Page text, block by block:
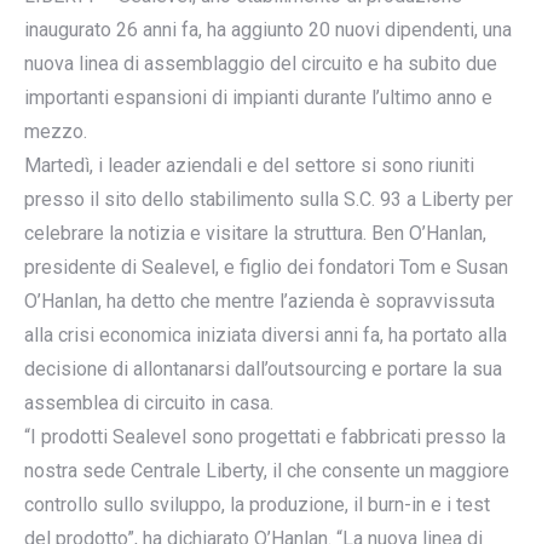
inaugurato 26 anni fa, ha aggiunto 20 nuovi dipendenti, una
nuova linea di assemblaggio del circuito e ha subito due
importanti espansioni di impianti durante l’ultimo anno e
mezzo.
Martedì, i leader aziendali e del settore si sono riuniti
presso il sito dello stabilimento sulla S.C. 93 a Liberty per
celebrare la notizia e visitare la struttura. Ben O’Hanlan,
presidente di Sealevel, e figlio dei fondatori Tom e Susan
O’Hanlan, ha detto che mentre l’azienda è sopravvissuta
alla crisi economica iniziata diversi anni fa, ha portato alla
decisione di allontanarsi dall’outsourcing e portare la sua
assemblea di circuito in casa.
“I prodotti Sealevel sono progettati e fabbricati presso la
nostra sede Centrale Liberty, il che consente un maggiore
controllo sullo sviluppo, la produzione, il burn-in e i test
del prodotto”, ha dichiarato O’Hanlan. “La nuova linea di